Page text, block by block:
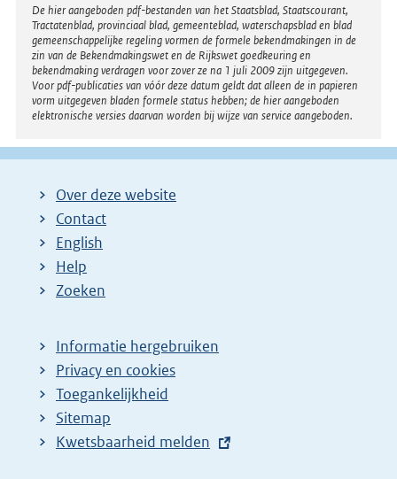
Disclaimer
De hier aangeboden pdf-bestanden van het Staatsblad, Staatscourant,
Tractatenblad, provinciaal blad, gemeenteblad, waterschapsblad en blad
gemeenschappelijke regeling vormen de formele bekendmakingen in de
zin van de Bekendmakingswet en de Rijkswet goedkeuring en
bekendmaking verdragen voor zover ze na 1 juli 2009 zijn uitgegeven.
Voor pdf-publicaties van vóór deze datum geldt dat alleen de in papieren
vorm uitgegeven bladen formele status hebben; de hier aangeboden
elektronische versies daarvan worden bij wijze van service aangeboden.
Over deze website
Contact
English
Help
Zoeken
Informatie hergebruiken
Privacy en cookies
Toegankelijkheid
Sitemap
E
Kwetsbaarheid melden